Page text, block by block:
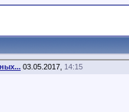
03.05.2017, 14:15